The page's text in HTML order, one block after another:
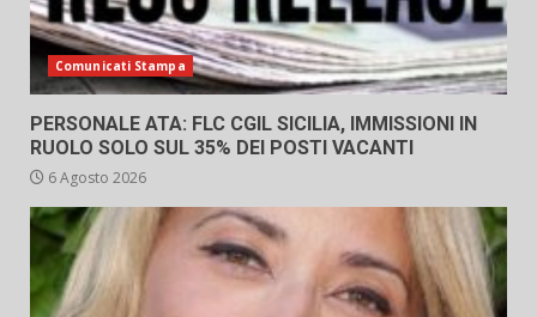
Comunicati Stampa
PERSONALE ATA: FLC CGIL SICILIA, IMMISSIONI IN
RUOLO SOLO SUL 35% DEI POSTI VACANTI
6 Agosto 2026